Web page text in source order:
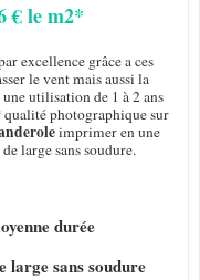
€ le m2*
excellence grâce a ces
le vent mais aussi la
utilisation de 1 à 2 ans
qualité photographique sur
imprimer en une
large sans soudure.
durée
large sans soudure